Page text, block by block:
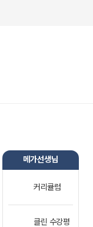
메가선생님
커리큘럼
클린 수강평